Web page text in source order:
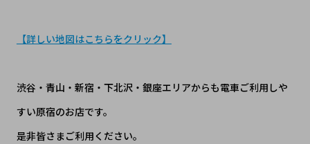
【詳しい地図はこちらをクリック】
渋谷・青山・新宿・下北沢・銀座エリアからも電車ご利用しや
すい原宿のお店です。
是非皆さまご利用ください。